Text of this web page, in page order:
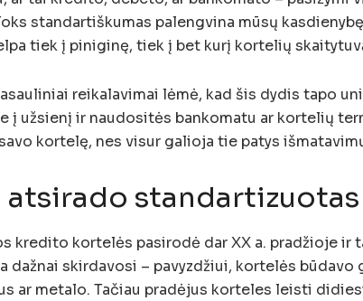
standartiškumas palengvina mūsų
tiek į piniginę, tiek į bet kurį kortelių
reikalavimai lėmė, kad šis dydis tapo
į užsienį ir naudositės bankomatu ar kortelių
kortelę, nes visur galioja tie patys
atsirado
kredito kortelės pasirodė dar XX a. pradžioje ir
dažnai skirdavosi – pavyzdžiui, kortelės būdavo
ar metalo. Tačiau pradėjus korteles leisti